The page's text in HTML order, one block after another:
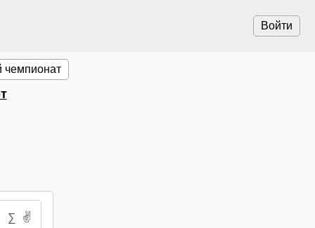
Войти
чемпионат
∑ ✌